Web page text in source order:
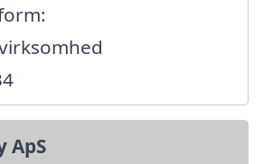
ApS